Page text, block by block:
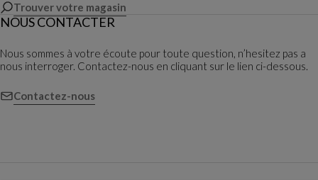
Trouver votre magasin
NOUS CONTACTER
Nous sommes à votre écoute pour toute question, n’hesitez pas a
nous interroger. Contactez-nous en cliquant sur le lien ci-dessous.
Contactez-nous